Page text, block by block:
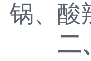
锅、酸
二